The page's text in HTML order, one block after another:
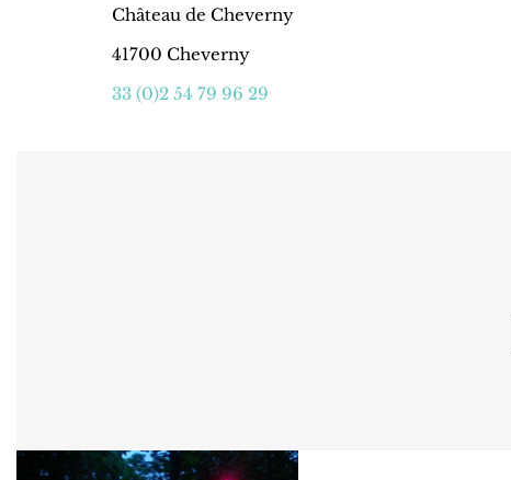
Château de Cheverny
41700 Cheverny
33 (0)2 54 79 96 29